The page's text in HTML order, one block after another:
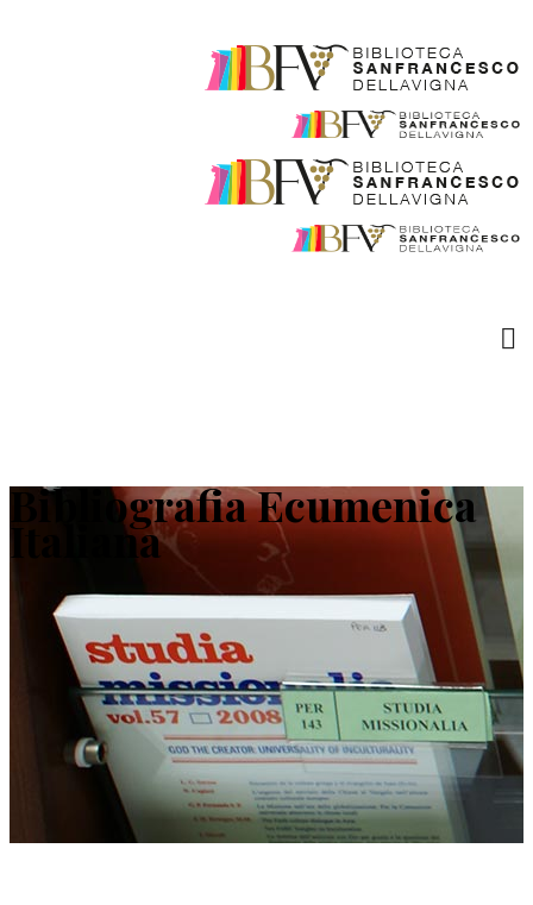
Bibliografia Ecumenica
Italiana